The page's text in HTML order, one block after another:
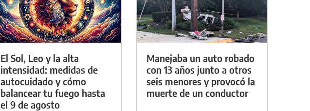
El Sol, Leo y la alta
intensidad: medidas de
autocuidado y cómo
balancear tu fuego hasta
el 9 de agosto
Manejaba un auto robado
con 13 años junto a otros
seis menores y provocó la
muerte de un conductor